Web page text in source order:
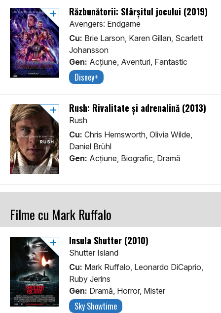
Răzbunătorii: Sfârșitul jocului (2019)
Avengers: Endgame
Cu: Brie Larson, Karen Gillan, Scarlett
Johansson
Gen: Acţiune, Aventuri, Fantastic
Disney+
Rush: Rivalitate și adrenalină (2013)
Rush
Cu: Chris Hemsworth, Olivia Wilde,
Daniel Brühl
Gen: Acţiune, Biografic, Dramă
Filme cu Mark Ruffalo
Insula Shutter (2010)
Shutter Island
Cu: Mark Ruffalo, Leonardo DiCaprio,
Ruby Jerins
Gen: Dramă, Horror, Mister
Sky Showtime